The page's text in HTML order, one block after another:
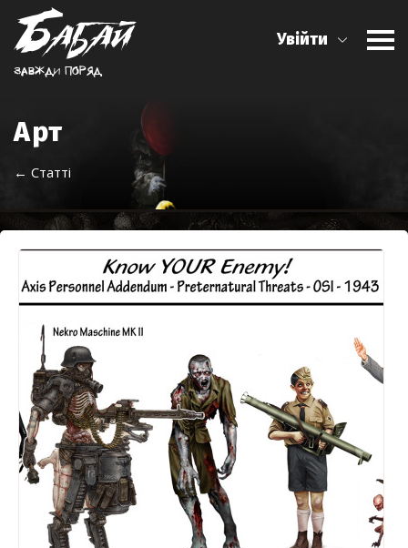
Завжди поряд
Увійти
Арт
← Статті